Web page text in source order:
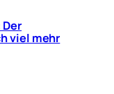
viel mehr